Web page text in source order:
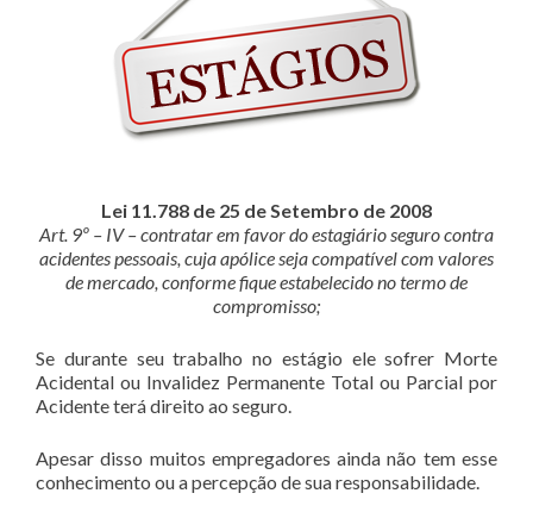
Lei 11.788 de 25 de Setembro de 2008
Art. 9º – IV – contratar em favor do estagiário seguro contra
acidentes pessoais, cuja apólice seja compatível com valores
de mercado, conforme fique estabelecido no termo de
compromisso;
Se durante seu trabalho no estágio ele sofrer Morte
Acidental ou Invalidez Permanente Total ou Parcial por
Acidente terá direito ao seguro.
Apesar disso muitos empregadores ainda não tem esse
conhecimento ou a percepção de sua responsabilidade.